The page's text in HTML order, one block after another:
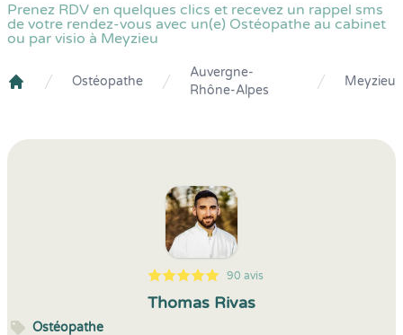
Prenez RDV en quelques clics et recevez un rappel sms
de votre rendez-vous avec un(e) Ostéopathe au cabinet
ou par visio à Meyzieu
Ostéopathe
Auvergne-
Rhône-Alpes
Meyzieu
5
1
5
90 90 avis
Thomas Rivas
Ostéopathe